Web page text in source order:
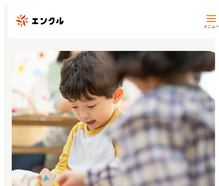
メニュー
保育園・幼稚園を探す
地図から探す
地域から探す
マイページ
閲覧履歴